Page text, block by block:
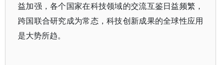
益加强，各个国家在科技领域的交流互鉴日益频繁，
跨国联合研究成为常态，科技创新成果的全球性应用
是大势所趋。